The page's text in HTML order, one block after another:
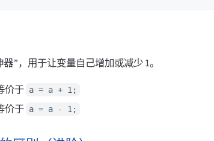
”，用于让变量自己增加或减少 1。
价于 a = a + 1;
价于 a = a - 1;